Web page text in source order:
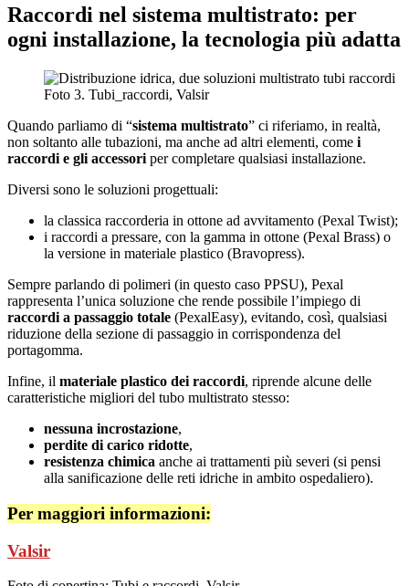
Raccordi nel sistema multistrato: per
ogni installazione, la tecnologia più adatta
Foto 3. Tubi_raccordi, Valsir
Quando parliamo di “sistema multistrato” ci riferiamo, in realtà,
non soltanto alle tubazioni, ma anche ad altri elementi, come i
raccordi e gli accessori per completare qualsiasi installazione.
Diversi sono le soluzioni progettuali:
la classica raccorderia in ottone ad avvitamento (Pexal Twist);
i raccordi a pressare, con la gamma in ottone (Pexal Brass) o
la versione in materiale plastico (Bravopress).
Sempre parlando di polimeri (in questo caso PPSU), Pexal
rappresenta l’unica soluzione che rende possibile l’impiego di
raccordi a passaggio totale (PexalEasy), evitando, così, qualsiasi
riduzione della sezione di passaggio in corrispondenza del
portagomma.
Infine, il materiale plastico dei raccordi, riprende alcune delle
caratteristiche migliori del tubo multistrato stesso:
nessuna incrostazione,
perdite di carico ridotte,
resistenza chimica anche ai trattamenti più severi (si pensi
alla sanificazione delle reti idriche in ambito ospedaliero).
Per maggiori informazioni:
Valsir